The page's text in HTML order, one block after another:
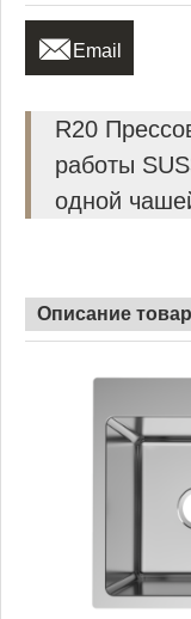
 Email
R20
работы
одной
Описание